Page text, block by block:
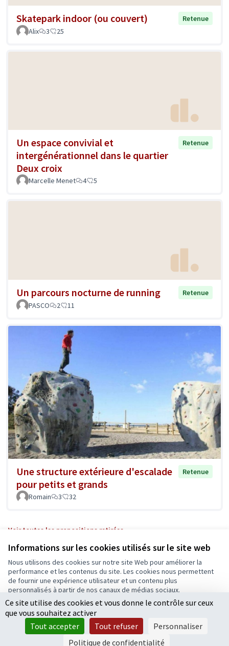
Informations sur les cookies utilisés sur le site web
Nous utilisons des cookies sur notre site Web pour améliorer la
performance et les contenus du site. Les cookies nous permettent
de fournir une expérience utilisateur et un contenu plus
personnalisés à partir de nos canaux de médias sociaux.
Tout accepter
Accepter seulement les cookies essentiels
Paramètres
Skatepark indoor (ou couvert)
Retenue
Alix
3 25
Un espace convivial et
intergénérationnel dans le quartier
Deux croix
Retenue
Marcelle Menet 4 5
Un parcours nocturne de running
Retenue
PASCO
2 11
Une structure extérieure d'escalade
pour petits et grands
Retenue
Romain 3 32
Voir toutes les propositions retirées
Conditions d'utilisation
Paramètres des cookies
Ecrivons Angers sur X
(Lien externe)
Ecrivons Angers sur Facebook
(Lien externe)
logiciel libre Decidim .
Licence
(Lien
Ce site utilise des cookies et vous donne le contrôle sur ceux
que vous souhaitez activer
Tout accepter
Tout refuser
Personnaliser
Politique de confidentialité